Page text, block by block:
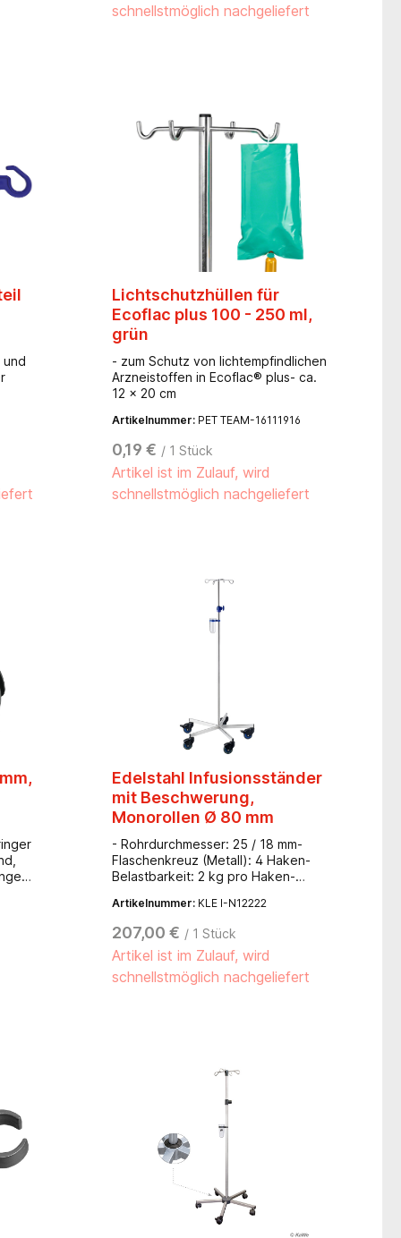
schnellstmöglich nachgeliefert
und
Lichtschutzhüllen für
Ecoflac plus 100 - 250 ml,
grün
- zum Schutz von lichtempfindlichen
Arzneistoffen in Ecoflac® plus- ca.
12 x 20 cm
Artikelnummer: PET TEAM-16111916
0,19 € / 1 Stück
Artikel ist im Zulauf, wird
schnellstmöglich nachgeliefert
Edelstahl Infusionsständer
mit Beschwerung,
Monorollen Ø 80 mm
- Rohrdurchmesser: 25 / 18 mm-
Flaschenkreuz (Metall): 4 Haken-
Belastbarkeit: 2 kg pro Haken-
mm- Arretierung:
Schraubhöhenverstellung-
Gesamtgewicht: ca. 6,8 kg-
Fußgewicht: ca. 4,5 kg-
Fußdurchmesser: ca. 635 mm-
Ausleger: 25 x 25 mm- Rollen:
Artikelnummer: KLE I-N12222
207,00 € / 1 Stück
Artikel ist im Zulauf, wird
schnellstmöglich nachgeliefert